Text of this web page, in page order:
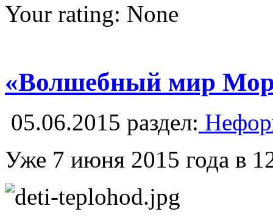
Your rating: None
«Волшебный мир
05.06.2015 раздел:
Уже 7 июня 2015 года в